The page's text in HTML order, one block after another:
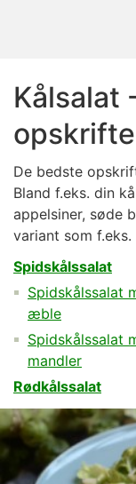
Kålsalat
De bedste
Bland f.eks. din
appelsiner, søde
variant som f.eks.
Spidskålssalat
Spidskålssalat
æble
Spidskålssalat
mandler
Rødkålssalat